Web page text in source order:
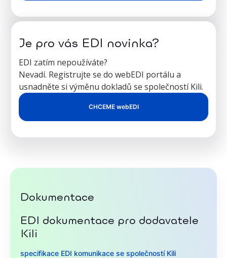
Je pro vás EDI novinka?
EDI zatím nepoužíváte?
Nevadí. Registrujte se do webEDI portálu a
usnadněte si výměnu dokladů se společností Kili.
CHCEME webEDI
Dokumentace
EDI dokumentace pro dodavatele
Kili
specifikace EDI komunikace se společností Kili